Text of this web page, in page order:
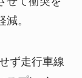
。
ず走行車線